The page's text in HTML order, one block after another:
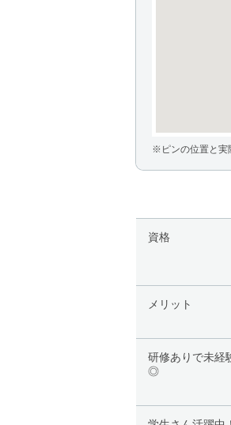
※ピンの位置と実
資格
メリット
研修ありで未経
◎